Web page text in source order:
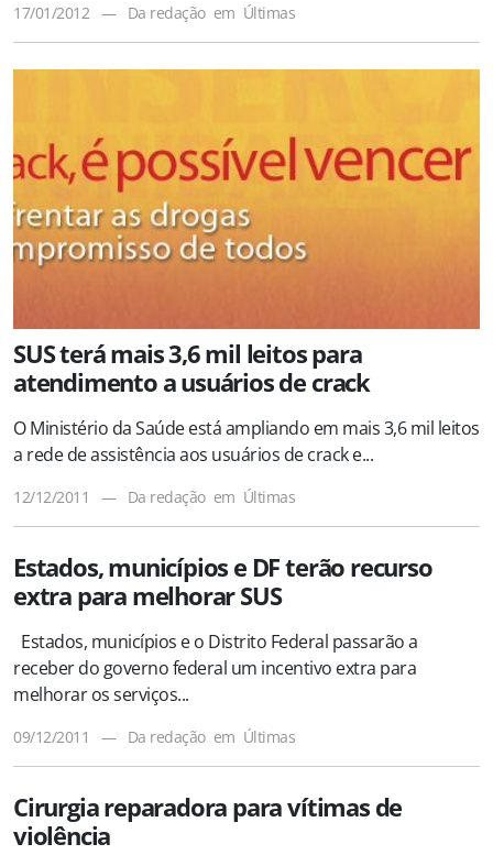
17/01/2012 — Da redação em Últimas
SUS terá mais 3,6 mil leitos para
atendimento a usuários de crack
O Ministério da Saúde está ampliando em mais 3,6 mil leitos
a rede de assistência aos usuários de crack e...
12/12/2011 — Da redação em Últimas
Estados, municípios e DF terão recurso
extra para melhorar SUS
Estados, municípios e o Distrito Federal passarão a
receber do governo federal um incentivo extra para
melhorar os serviços...
09/12/2011 — Da redação em Últimas
Cirurgia reparadora para vítimas de
violência